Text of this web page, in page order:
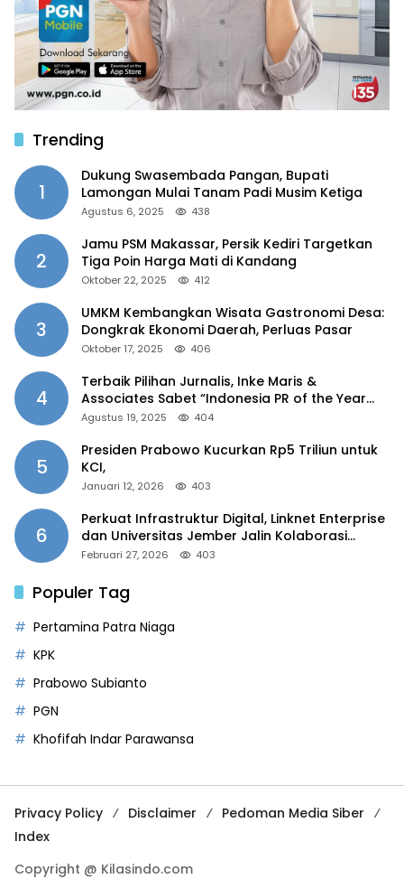
Trending
1
Dukung Swasembada Pangan, Bupati
Lamongan Mulai Tanam Padi Musim Ketiga
Agustus 6, 2025 438
2
Jamu PSM Makassar, Persik Kediri Targetkan
Tiga Poin Harga Mati di Kandang
Oktober 22, 2025 412
3
UMKM Kembangkan Wisata Gastronomi Desa:
Dongkrak Ekonomi Daerah, Perluas Pasar
Oktober 17, 2025 406
4
Terbaik Pilihan Jurnalis, Inke Maris &
Associates Sabet “Indonesia PR of the Year
2025”
Agustus 19, 2025 404
5
Presiden Prabowo Kucurkan Rp5 Triliun untuk
KCI,
Januari 12, 2026 403
6
Perkuat Infrastruktur Digital, Linknet Enterprise
dan Universitas Jember Jalin Kolaborasi
Smart Campus Berbasis AI
Februari 27, 2026 403
Populer Tag
Pertamina Patra Niaga
KPK
Prabowo Subianto
PGN
Khofifah Indar Parawansa
Privacy Policy Disclaimer
Pedoman Media Siber
Index
Copyright @ Kilasindo.com